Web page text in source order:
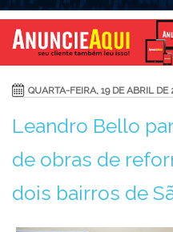
QUARTA-FEIRA, 19 DE ABRIL DE
Leandro Bello
de obras de
dois bairros de